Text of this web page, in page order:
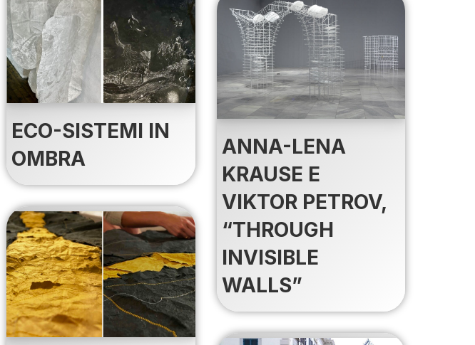
ECO-SISTEMI IN
OMBRA
ANNA-LENA
KRAUSE E
VIKTOR PETROV,
“THROUGH
INVISIBLE
WALLS”